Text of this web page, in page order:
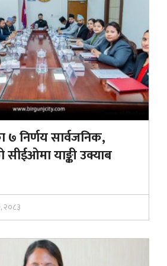
७ निर्णय सार्वजनिक,
सीईओमा याङ्की उक्याब
२०८३